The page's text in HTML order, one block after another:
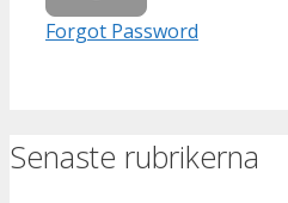
Forgot Password
Senaste rubrikerna